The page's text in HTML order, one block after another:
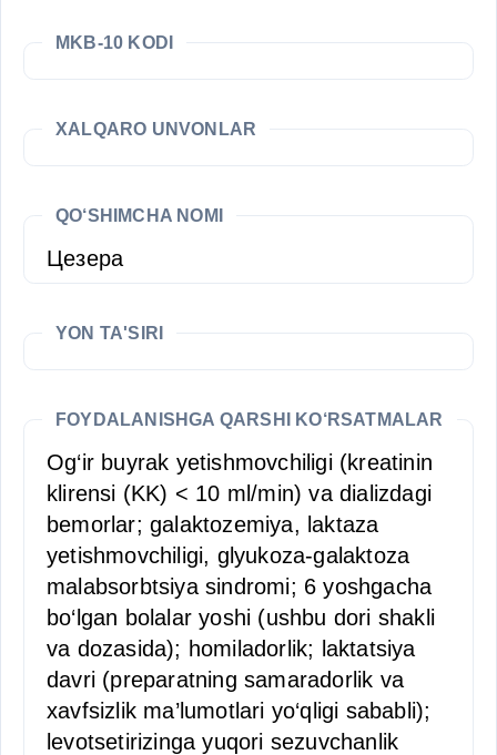
MKB-10 KODI
XALQARO UNVONLAR
QO‘SHIMCHA NOMI
Цезера
YON TA'SIRI
FOYDALANISHGA QARSHI KO‘RSATMALAR
Og‘ir buyrak yetishmovchiligi (kreatinin
klirensi (KK) < 10 ml/min) va dializdagi
bemorlar; galaktozemiya, laktaza
yetishmovchiligi, glyukoza-galaktoza
malabsorbtsiya sindromi; 6 yoshgacha
bo‘lgan bolalar yoshi (ushbu dori shakli
va dozasida); homiladorlik; laktatsiya
davri (preparatning samaradorlik va
xavfsizlik ma’lumotlari yo‘qligi sababli);
levotsetirizinga yuqori sezuvchanlik